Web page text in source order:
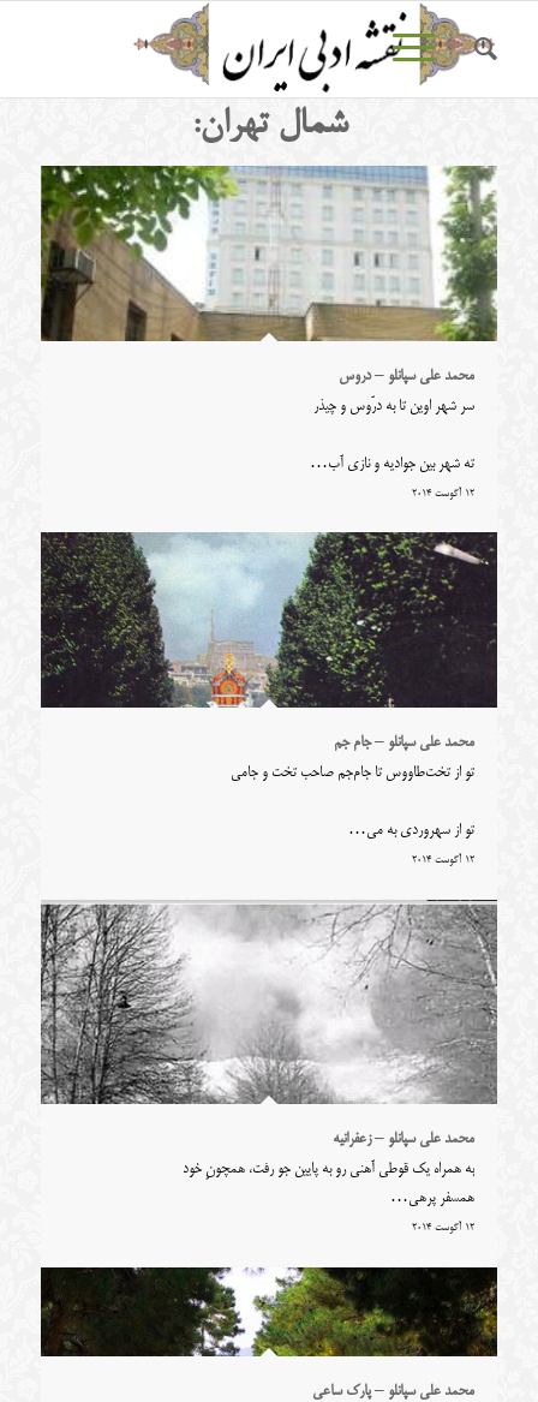
شمال تهران:
محمد علی سپانلو – دروس
سر شهر اوین تا به درّوس و چیذر
ته شهر بین جوادیه و نازی آب…
12 آگوست 2014
محمد علی سپانلو – جام جم
تو از تخت‌طاووس تا جام‌جم صاحب تخت و جامی
تو از سهروردی به می…
12 آگوست 2014
محمد علی سپانلو – زعفرانیه
به همراه یک قوطی آهنی رو به پایین جو رفت، همچونِ خود
همسفر پرهی…
12 آگوست 2014
محمد علی سپانلو – پارک ساعی